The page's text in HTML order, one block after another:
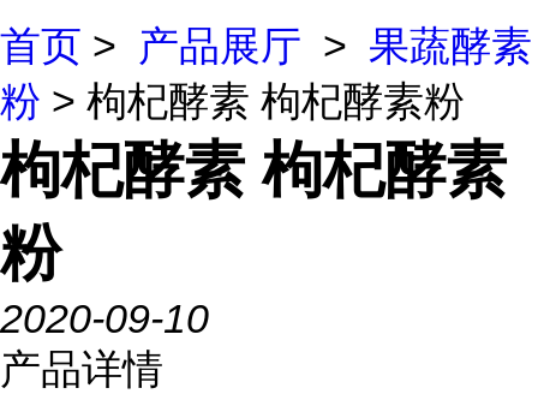
首页 > 产品展厅 > 果蔬酵素
粉 > 枸杞酵素 枸杞酵素粉
枸杞酵素 枸杞酵素
粉
2020-09-10
产品详情